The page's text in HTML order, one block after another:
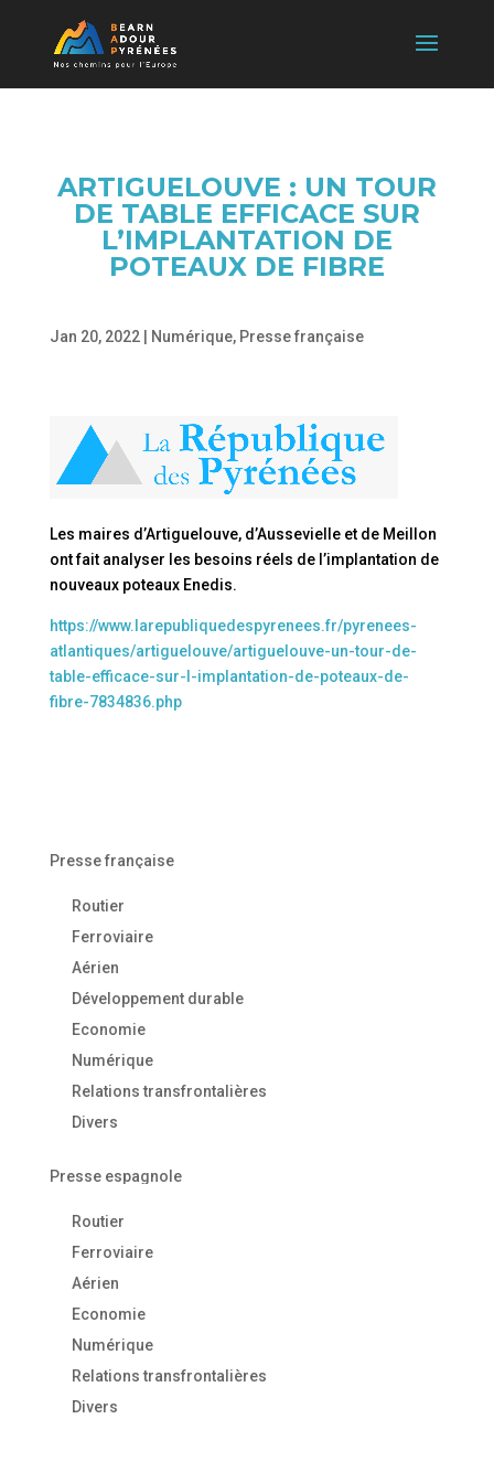
ARTIGUELOUVE : UN TOUR
DE TABLE EFFICACE SUR
L’IMPLANTATION DE
POTEAUX DE FIBRE
Jan 20, 2022| Numérique, Presse française
Les maires d’Artiguelouve, d’Aussevielle et de Meillon
ont fait analyser les besoins réels de l’implantation de
nouveaux poteaux Enedis.
https://www.larepubliquedespyrenees.fr/pyrenees-
atlantiques/artiguelouve/artiguelouve-un-tour-de-
table-efficace-sur-l-implantation-de-poteaux-de-
fibre-7834836.php
Presse française
Routier
Ferroviaire
Aérien
Développement durable
Economie
Numérique
Relations transfrontalières
Divers
Presse espagnole
Routier
Ferroviaire
Aérien
Economie
Numérique
Relations transfrontalières
Divers